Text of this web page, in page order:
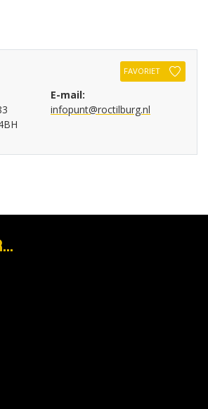
FAVORIET
E-mail:
infopunt@roctilburg.nl